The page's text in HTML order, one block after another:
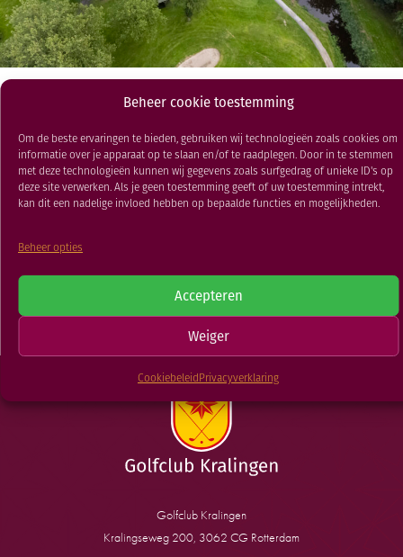
Beheer cookie toestemming
Om de beste ervaringen te bieden, gebruiken wij technologieën zoals cookies om
informatie over je apparaat op te slaan en/of te raadplegen. Door in te stemmen
met deze technologieën kunnen wij gegevens zoals surfgedrag of unieke ID's op
deze site verwerken. Als je geen toestemming geeft of uw toestemming intrekt,
kan dit een nadelige invloed hebben op bepaalde functies en mogelijkheden.
Beheer opties
Accepteren
Weiger
CookiebeleidPrivacyverklaring
LIDMAATSCHAP EN HANDICAPREGISTRATIE
VERENIGING
PROGRAMMA
RDAMS GOLF OPEN
RESTAURANT
GOLFSCHOOL
Maandbeker
20 JAN 2025
Maandbeker
Putter
NIEUWSOVERZICHT
Golfclub Kralingen
Kralingseweg 200, 3062 CG Rotterdam